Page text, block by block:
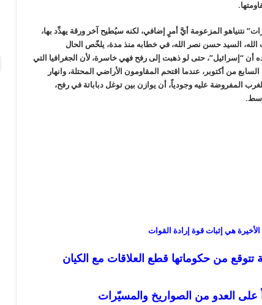
نتنياهو المزعومة أيَّ أمرٍ إضافي، لكنه سيُطيح آخر ورقة يهدِّد بها،
الله، السيد حسن نصر الله، في خطابه منذ مدة، يلخّص الحال
أن “إسرائيل”، حتى لو ذهبت إلى رفح فهي خاسرة، لأن الجغرافيا التي
من أكتوبر، عندما اقتحم المقاومون الأراضي المحتلة، وانهار
المفروضة عليه وجودياً، أن يوازن بين توغل دباباتة في رفح،
هي إثبات قوة إرادة القوات
تتوقع من حكوماتها قطع العلاقات مع الكيان
على العدو من الصواريخ والمسيّرات